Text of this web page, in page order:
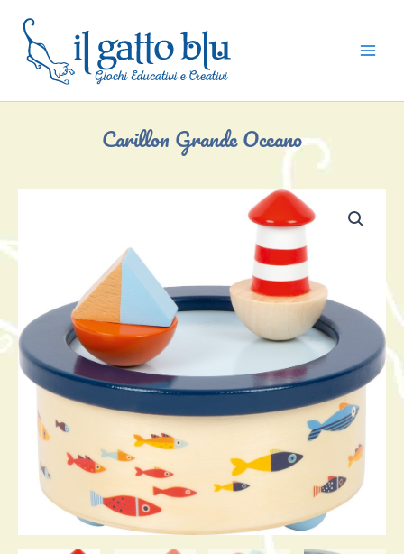
contenuto
Carillon Grande Oceano